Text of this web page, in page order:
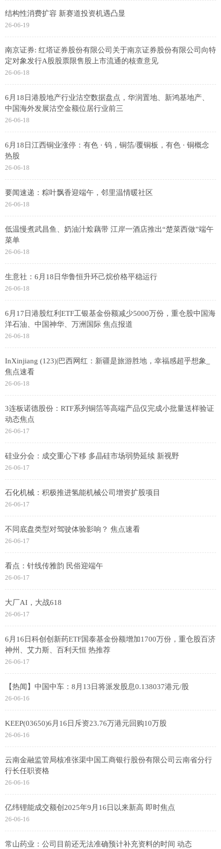
结构性消费扩容 新赛道投资机遇凸显
26-06-19
南京证券: 红塔证券股份有限公司关于南京证券股份有限公司向特
定对象发行A股股票限售股上市流通的核查意见
26-06-18
6月18日港股地产行业沽空数据盘点，华润置地、新鸿基地产、
中国海外发展沽空金额位居行业前三
26-06-18
6月18日江西铜业涨停：有色 · 钨，铜箔/覆铜板，有色 · 铜概念
热股
26-06-18
要闻速递：粽叶飘香迎端午，邻里温情暖社区
26-06-18
低温慢煮武昌鱼、奶油汁烩藕带 江岸一酒店推出“楚菜西做”端午
菜单
26-06-18
生意社：6月18日华鲁恒升环己烷价格平稳运行
26-06-18
6月17日港股红利ETF工银基金份额减少5000万份，重仓股中国海
洋石油、中国神华、万洲国际 焦点报道
26-06-18
InXinjiang (123)|巴西网红：新疆是旅游胜地，幸福感超乎想象_
焦点速看
26-06-18
3连板诺德股份：RTF系列铜箔等高端产品仅完成小批量送样验证
动态焦点
26-06-17
硅业分会：成交重心下移 多晶硅市场弱势延续 新视野
26-06-17
石化机械：积极推进氢能机械公司增资扩股项目
26-06-17
不同底盘类型对驾驶体验影响？ 焦点速看
26-06-17
看点：针线传雅韵 民俗迎端午
26-06-17
大厂AI，大战618
26-06-17
6月16日科创创新药ETF国泰基金份额增加1700万份，重仓股百济
神州、艾力斯、百利天恒 热推荐
26-06-17
【热闻】中国中车：8月13日将派发股息0.138037港元/股
26-06-16
KEEP(03650)6月16日斥资23.76万港元回购10万股
26-06-16
云南金融监管局核准张渠中国工商银行股份有限公司云南省分行
行长任职资格
26-06-16
亿纬锂能成交额创2025年9月16日以来新高 即时焦点
26-06-16
常山药业：公司目前还无法准确预计补充资料的时间 动态